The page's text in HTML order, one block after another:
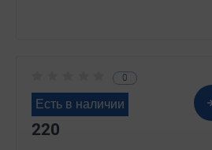
0
Есть в наличии
220